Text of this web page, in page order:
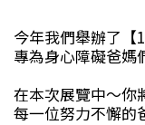
今年我們舉辦了【
專為身心障礙爸媽
在本次展覽中～你
每一位努力不懈的